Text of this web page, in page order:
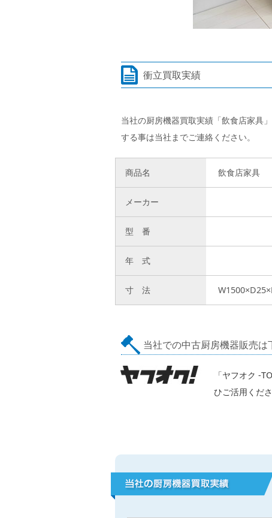
衝立買取実績
当社の厨房機器買取実績「飲食店家具
する事は当社までご連絡ください。
商品名 飲食店家具
メーカー
型 番
年 式
寸 法
当社での中古厨房機器販売は
「ヤフオク -
ひご活用くださ